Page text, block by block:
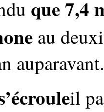
que 7,4
au
auparavant.
il